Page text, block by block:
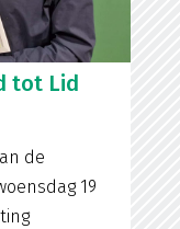
tot Lid
de
19